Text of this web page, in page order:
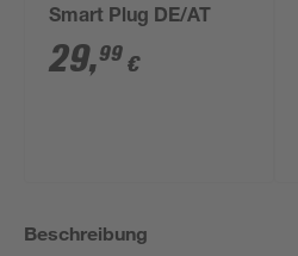
Smart Plug DE/AT
29,99 €
Beschreibung